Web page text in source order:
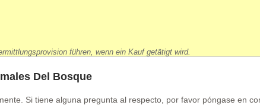
führen, wenn ein Kauf getätigt wird.
Del Bosque
Si tiene alguna pregunta al respecto, por favor póngase en